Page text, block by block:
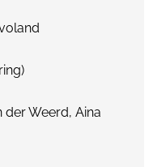
der Weerd, Aina